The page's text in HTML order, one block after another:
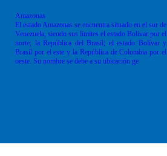
Amazonas
El estado Amazonas se encuentra situado en el sur de
Venezuela, siendo sus límites el estado Bolívar por el
norte; la República del Brasil; el estado Bolívar y
Brasil por el este y la República de Colombia por el
oeste. Su nombre se debe a su ubicación ge